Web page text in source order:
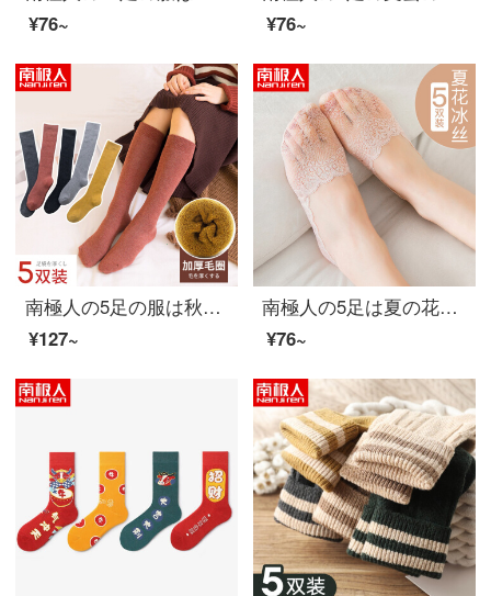
¥76~
¥76~
南極人の5足の服は秋色の日は毛輪の小さい足の靴下を結びます。秋冬は暖かくします。
¥127~
南極人の5足は夏の花の氷の細い糸の薄い氷の糸のコンタクト靴下の女性の靴下の女性の靴下の秋冬のOLの簡単な契約のレースの靴下の女性のさわやかな滑ります
¥76~